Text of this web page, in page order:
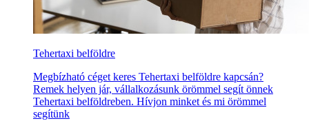
Tehertaxi belföldre
Megbízható céget keres Tehertaxi belföldre kapcsán?
Remek helyen jár, vállalkozásunk örömmel segít önnek
Tehertaxi belföldreben. Hívjon minket és mi örömmel
segítünk